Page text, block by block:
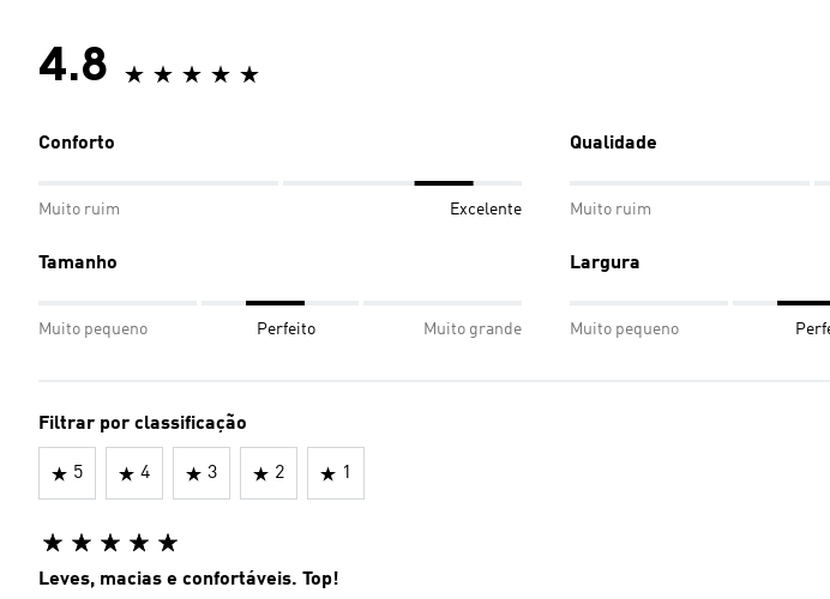
4.8
Conforto
Muito ruim Excelente
Qualidade
Muito ruim
Tamanho
Muito pequeno Perfeito Muito grande
Largura
Muito pequeno
Filtrar por classificação
5 4 3 2 1
Leves, macias e confortáveis. Top!